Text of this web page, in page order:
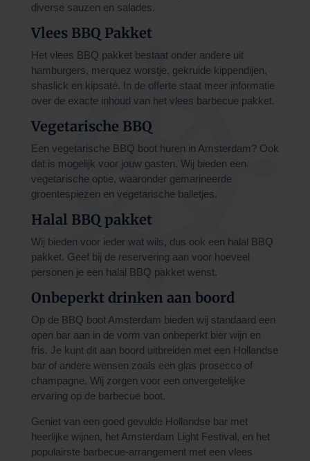
diverse sauzen en salades.
Vlees BBQ Pakket
Het vlees BBQ pakket bestaat onder andere uit
hamburgers, merquez worstje, gekruide kippendijen,
shaslick en kipsaté. In de offerte staat meer informatie
over de exacte inhoud van het vlees barbecue pakket.
Vegetarische BBQ
Een vegetarische BBQ boot huren in Amsterdam? Ook
dat is mogelijk voor jouw gasten. Wij bieden een
vegetarische optie, waaronder gemarineerde
groentespiezen en vegetarische balletjes.
Halal BBQ pakket
Wij bieden voor ieder wat wils, dus ook een halal BBQ
pakket. Geef bij de reservering aan voor hoeveel
personen je een halal BBQ pakket wenst.
Onbeperkt drinken aan boord
Op de BBQ boot Amsterdam bieden wij standaard een
open bar aan in de vorm van onbeperkt bier wijn en
fris. Je kunt dit aan boord uitbreiden met een Hollandse
bar of andere wensen zoals een glas prosecco of
champagne. Wij zorgen voor een onvergetelijke
ervaring op de barbecue boot.
Geniet van een goed gevulde Hollandse bar met
heerlijke wijnen, het Amsterdam Light Festival, en het
populairste barbecue-arrangement met een vlees